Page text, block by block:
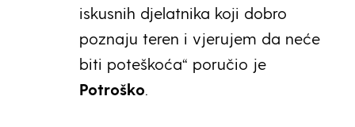
iskusnih djelatnika koji dobro
poznaju teren i vjerujem da neće
biti poteškoća“ poručio je
Potroško